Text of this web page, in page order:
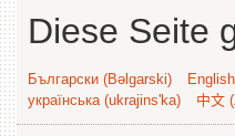
Diese Seite
Български (Bəlgarski) English
українська (ukrajins'ka)
中文